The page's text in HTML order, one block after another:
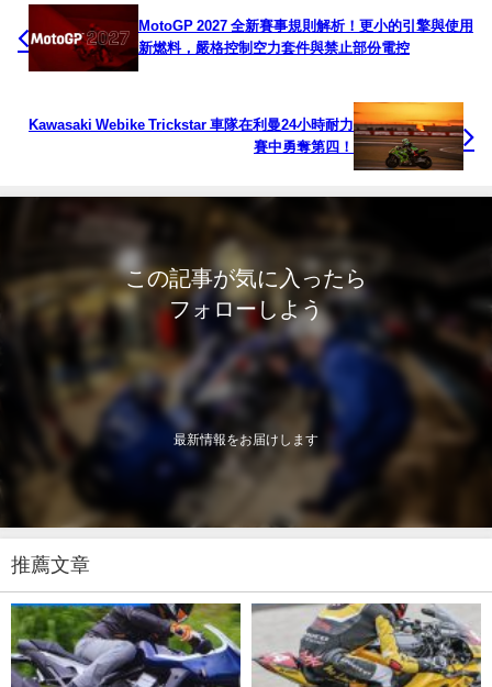
MotoGP 2027 全新賽事規則解析！更小的引擎與使用
新燃料，嚴格控制空力套件與禁止部份電控
Kawasaki Webike Trickstar 車隊在利曼24小時耐力
賽中勇奪第四！
この記事が気に入ったら
フォローしよう
最新情報をお届けします
推薦文章